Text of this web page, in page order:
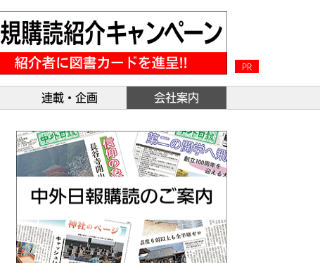
PR
連載・企画 会社案内